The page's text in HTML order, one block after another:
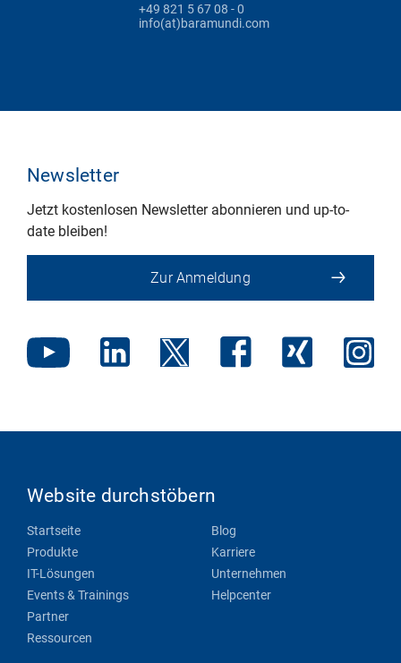
+49 821 5 67 08 - 0
info(at)baramundi.com
Newsletter
Jetzt kostenlosen Newsletter abonnieren und up-to-
date bleiben!
Zur Anmeldung
Website durchstöbern
Startseite
Produkte
IT-Lösungen
Events & Trainings
Partner
Ressourcen
Blog
Karriere
Unternehmen
Helpcenter